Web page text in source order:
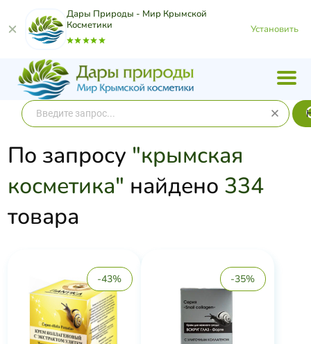
Дары Природы - Мир Крымской
Косметики
Установить
По запросу "крымская
косметика" найдено 334
товара
-43% -35%